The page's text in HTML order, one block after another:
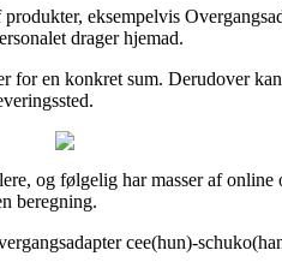
eksempelvis
drager hjemad.
en konkret sum. Derudover
og følgelig har masser af
beregning.
cee(hun)-